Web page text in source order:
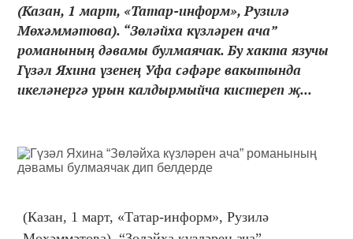
(Казан, 1 март, «Татар-информ», Рузилә
Мөхәммәтова). “Зөләйха күзләрен ача”
романының дәвамы булмаячак. Бу хакта язучы
Гүзәл Яхина үзенең Уфа сәфәре вакытында
икеләнергә урын калдырмыйча кистереп җ...
(Казан, 1 март, «Татар-информ», Рузилә